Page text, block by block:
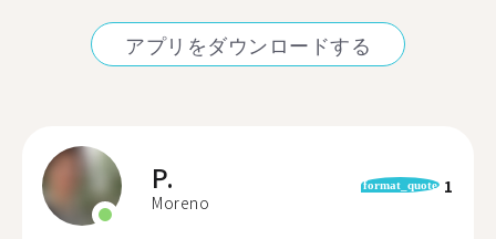
アプリをダウンロードする
P.
Moreno
format_quote 1